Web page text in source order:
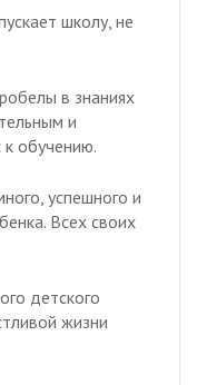
школу, не
в знаниях
и
к обучению.
успешного и
Всех своих
детского
жизни